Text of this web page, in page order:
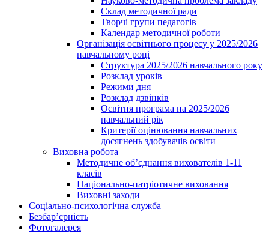
Склад методичної ради
Творчі групи педагогів
Календар методичної роботи
Організація освітнього процесу у 2025/2026
навчальному році
Структура 2025/2026 навчального року
Розклад уроків
Режими дня
Розклад дзвінків
Освітня програма на 2025/2026
навчальний рік
Критерії оцінювання навчальних
досягнень здобувачів освіти
Виховна робота
Методичне об’єднання вихователів 1-11
класів
Національно-патріотичне виховання
Виховні заходи
Соціально-психологічна служба
Безбар’єрність
Фотогалерея